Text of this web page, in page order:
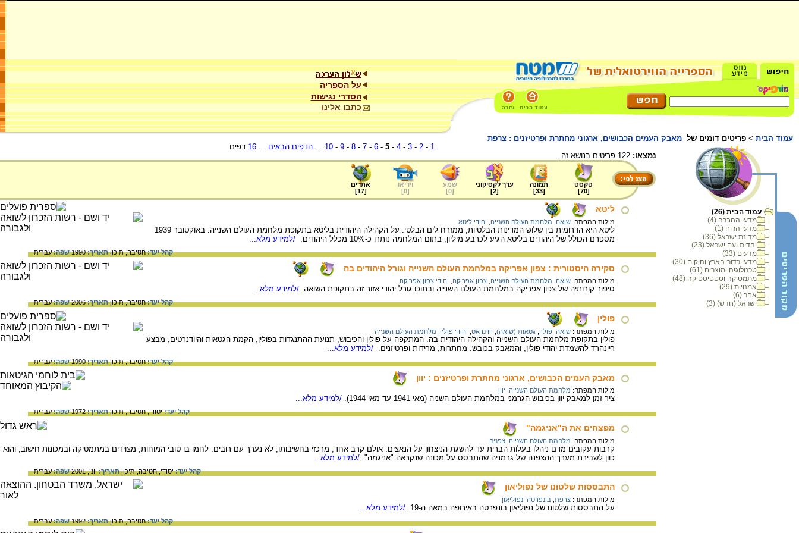
על הספריה
הסדרי נגישות
כתבו אלינו
עמוד הבית > פריטים דומים של מאבק העמים הכבושים, ארגוני מחתרת ופרטיזנים : צרפת
עמוד הבית (26)
מדעי החברה (4)
מדעי הרוח (1)
מדינת ישראל (36)
יהדות ועם ישראל (23)
מדעים (33)
מדעי כדור-הארץ והיקום (30)
טכנולוגיה ומוצרים (61)
מתמטיקה וסטטיסטיקה (48)
אמנויות (29)
אחר (6)
ישראל (חדש) (3)
1
-
2
-
3
-
4
-
5
-
6
-
7
-
8
-
9
-
10
...הדפים הבאים ...
16 דפים
נמצאו:
טקסט
[
70
]
תמונה
[
33
]
ערך לקסיקוני
[
2
]
שמע
[
0
]
וידיאו
[
0
]
אתרים
[
17
]
ליטא
מילות המפתח: שואה מלחמת העולם השנייה יהודי ליטא
ליטא היא הדרומית בין שלוש המדינות הבלטיות, ממזרח לים הבלטי. על הקהילה היהודית בליטא בתקופת מלחמת העולם השנייה. באוקטובר 1939
מספרם הכולל של היהודים בליטא הגיע לכרבע מיליון, בתום המלחמה נותרו כ-10% מכלל היהודים.
/למידע מלא...
קהל יעד:חטיבה,תיכוןתאריך:1990 שפה:עברית
סקירה היסטורית : צפון אפריקה במלחמת העולם השנייה וגורל היהודים בה
מילות המפתח: שואה מלחמת העולם השנייה צפון אפריקה יהודי צפון אפריקה
סיפור קורותיה של צפון אפריקה במלחמת העולם השנייה ובתוכו גורל יהודי אזור זה בתקופת השואה. /למידע מלא...
קהל יעד:חטיבה,תיכוןתאריך:2006 שפה:עברית
פולין
מילות המפתח: שואה פולין גטאות (שואה) יודנראט יהודי פולין מלחמת העולם השנייה
פולין בתקופת מלחמת העולם השנייה והקהילה היהודית בה. המתקפה על פולין והכיבוש, תנועת ההתנגדות בפולין, הקמת הגטאות והיודנרטים, מבצע
ריינהרד להשמדת יהודי פולין, והמאבק בכובש: מחתרות, מרידות ופרטיזנים.
/למידע מלא...
קהל יעד:חטיבה,תיכוןתאריך:1990 שפה:עברית
מאבק העמים הכבושים, ארגוני מחתרת ופרטיזנים : יוון
מילות המפתח: מלחמת העולם השנייה יוון
ציר זמן למאבק יוון בכיבוש הגרמני במלחמת העולם השניה (מאי 1941 עד מאי 1944). /למידע מלא...
קהל יעד:יסודי,חטיבה,תיכוןתאריך:1972 שפה:עברית
מפצחים את ה"אניגמה"
מילות המפתח: מלחמת העולם השנייה צפנים
קרבות עקובים מדם ניהלו בעלות הברית עד להשגת הניצחון על הנאצים. אולם קרב אחד, מרכזי בחשיבותו, לא נערך עם רובים. לחמו בו טובי המוחות, מצוידים במתמטיקה ובמכונות חישוב, והוא
כוון לשבירת מערך ההצפנה של גרמניה שהתבסס על מכונה שנקראה "אניגמה". /למידע מלא...
קהל יעד:יסודי,חטיבה,תיכוןתאריך:יוני, 2001 שפה:עברית
התבססות שלטונו של נפוליאון
מילות המפתח: צרפת בונפרטה, נפוליאון
על התבססות שלטונו של נפוליאון בונפרטה באירופה במאה ה-19. /למידע מלא...
קהל יעד:חטיבה,תיכוןתאריך:1992 שפה:עברית